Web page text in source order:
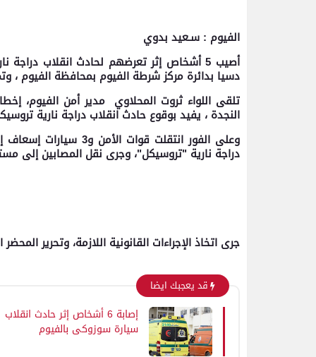
الفيوم : سـعيد بدوي
أصيب 5 أشخاص إثر تعرضهم لحادث انقلاب
دسيا بدائرة مركز شرطة الفيوم بمحافظة الفيوم ،
تلقى اللواء ثروت المحلاوي مدير أمن الفيوم،
النجدة ، يفيد بوقوع حادث انقلاب دراجة نارية
دراجة نارية "تروسيكل"، وجرى نقل المصابين إلى
جرى اتخاذ الإجراءات القانونية اللازمة، وتحرير
قد يعجبك ايضا
إصابة 6 أشخاص إثر حادث انقلاب
سيارة سوزوكي بالفيوم